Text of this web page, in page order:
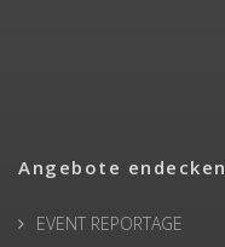
Angebote endecken
EVENT REPORTAGE